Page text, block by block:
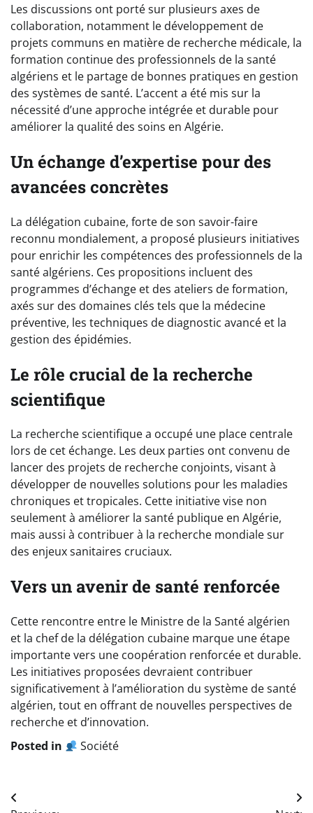
Les discussions ont porté sur plusieurs axes de
collaboration, notamment le développement de
projets communs en matière de recherche médicale, la
formation continue des professionnels de la santé
algériens et le partage de bonnes pratiques en gestion
des systèmes de santé. L’accent a été mis sur la
nécessité d’une approche intégrée et durable pour
améliorer la qualité des soins en Algérie.
Un échange d’expertise pour des
avancées concrètes
La délégation cubaine, forte de son savoir-faire
reconnu mondialement, a proposé plusieurs initiatives
pour enrichir les compétences des professionnels de la
santé algériens. Ces propositions incluent des
programmes d’échange et des ateliers de formation,
axés sur des domaines clés tels que la médecine
préventive, les techniques de diagnostic avancé et la
gestion des épidémies.
Le rôle crucial de la recherche
scientifique
La recherche scientifique a occupé une place centrale
lors de cet échange. Les deux parties ont convenu de
lancer des projets de recherche conjoints, visant à
développer de nouvelles solutions pour les maladies
chroniques et tropicales. Cette initiative vise non
seulement à améliorer la santé publique en Algérie,
mais aussi à contribuer à la recherche mondiale sur
des enjeux sanitaires cruciaux.
Vers un avenir de santé renforcée
Cette rencontre entre le Ministre de la Santé algérien
et la chef de la délégation cubaine marque une étape
importante vers une coopération renforcée et durable.
Les initiatives proposées devraient contribuer
significativement à l’amélioration du système de santé
algérien, tout en offrant de nouvelles perspectives de
recherche et d’innovation.
Posted in
Société
Navigation